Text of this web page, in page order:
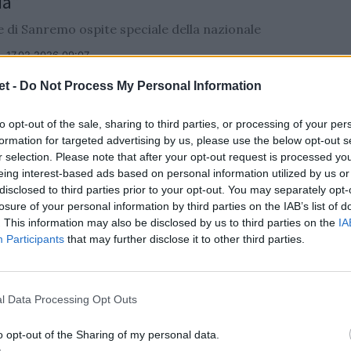
- Do Not Process My Personal Information
opt-out of the sale, sharing to third parties, or processing of your
for targeted advertising by us, please use the below opt-out
selection. Please note that after your opt-out request is processed
interest-based ads based on personal information utilized by us
to third parties prior to your opt-out. You may separately
of your personal information by third parties on the IAB’s list of
This information may also be disclosed by us to third parties on the
Participants that may further disclose it to other third parties.
Data Processing Opt Outs
opt-out of the Sharing of my personal data.
di Sanremo ospite speciale della nazionale
17.02.2026 09:07
Lega Promozione Rugby per unire le
base
della Fir insieme all'altra Lega dei club